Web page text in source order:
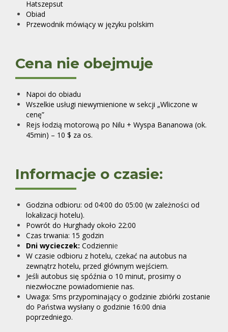
Hatszepsut
Obiad
Przewodnik mówiący w języku polskim
Cena nie obejmuje
Napoi do obiadu
Wszelkie usługi niewymienione w sekcji „Wliczone w
cenę”
Rejs łodzią motorową po Nilu + Wyspa Bananowa (ok.
45min) – 10 $ za os.
Informacje o czasie:
Godzina odbioru: od 04:00 do 05:00 (w zależności od
lokalizacji hotelu).
Powrót do Hurghady około 22:00
Czas trwania: 15 godzin
Dni wycieczek: Codziennie
W czasie odbioru z hotelu, czekać na autobus na
zewnątrz hotelu, przed głównym wejściem.
Jeśli autobus się spóźnia o 10 minut, prosimy o
niezwłoczne powiadomienie nas.
Uwaga: Sms przypominający o godzinie zbiórki zostanie
do Państwa wysłany o godzinie 16:00 dnia
poprzedniego.